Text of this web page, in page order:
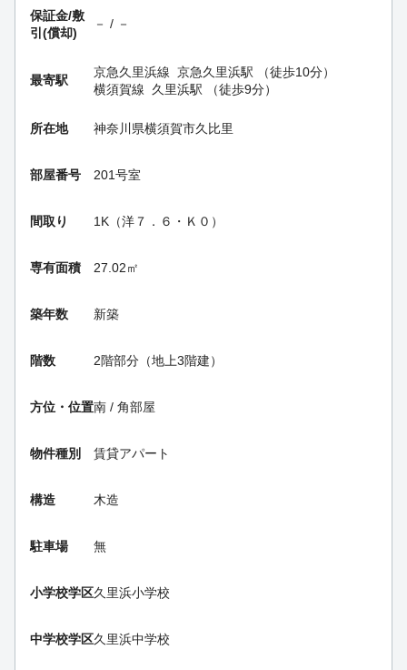
保証金/敷
引(償却)
－ / －
最寄駅
京急久里浜線 京急久里浜駅 （徒歩10分）
横須賀線
久里浜駅 （徒歩9分）
所在地 神奈川県横須賀市久比里
部屋番号 201号室
間取り 1K（洋７．６・Ｋ０）
専有面積 27.02㎡
築年数 新築
階数 2階部分（地上3階建）
方位・位置南 / 角部屋
物件種別 賃貸アパート
構造 木造
駐車場 無
小学校学区久里浜小学校
中学校学区久里浜中学校